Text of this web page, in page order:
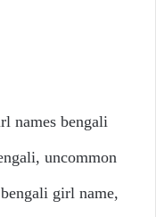
names bengali
uncommon
girl name,